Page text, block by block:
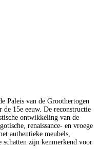
Paleis van de Groothertogen
15e eeuw. De reconstructie
ontwikkeling van de
renaissance- en vroege
authentieke meubels,
schatten zijn kenmerkend voor